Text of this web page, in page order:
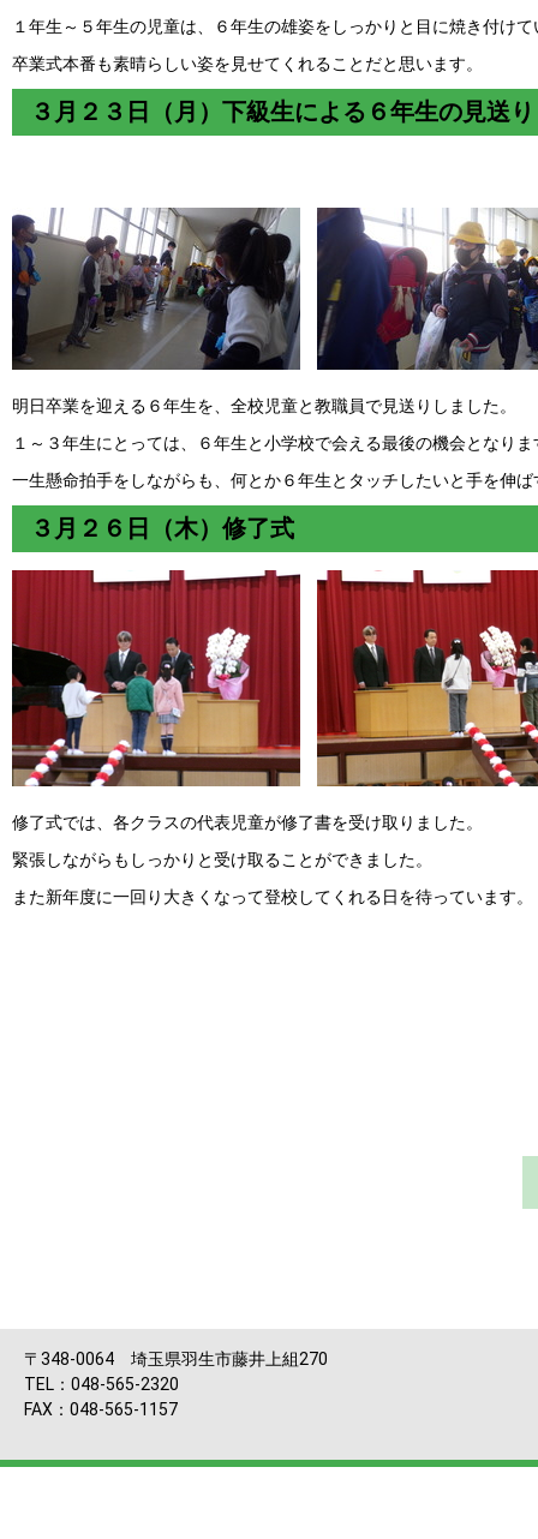
１年生～５年生の児童は、６年生の雄姿をしっかりと目に焼き付け
卒業式本番も素晴らしい姿を見せてくれることだと思います。
３月２３日（月）下級生による６年生の見送り
明日卒業を迎える６年生を、全校児童と教職員で見送りしました。
１～３年生にとっては、６年生と小学校で会える最後の機会となりま
一生懸命拍手をしながらも、何とか６年生とタッチしたいと手を伸
３月２６日（木）修了式
修了式では、各クラスの代表児童が修了書を受け取りました。
緊張しながらもしっかりと受け取ることができました。
また新年度に一回り大きくなって登校してくれる日を待っています。
〒348-0064 埼玉県羽生市藤井上組270
TEL：048-565-2320
FAX：048-565-1157